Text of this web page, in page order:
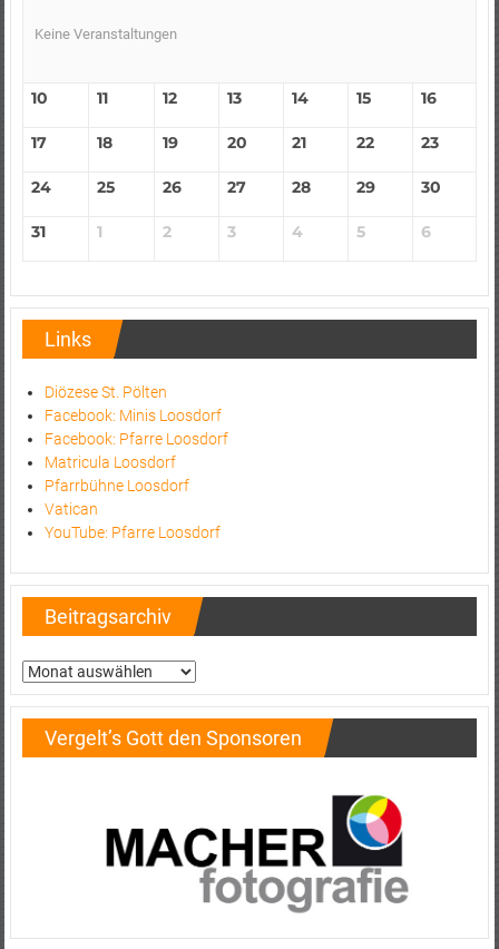
Keine Veranstaltungen
10 11 12 13 14 15 16
17 18 19 20 21 22 23
24 25 26 27 28 29 30
31 1 2 3 4 5 6
Links
Diözese St. Pölten
Facebook: Minis Loosdorf
Facebook: Pfarre Loosdorf
Matricula Loosdorf
Pfarrbühne Loosdorf
Vatican
YouTube: Pfarre Loosdorf
Beitragsarchiv
Beitragsarchiv
Vergelt’s Gott den Sponsoren